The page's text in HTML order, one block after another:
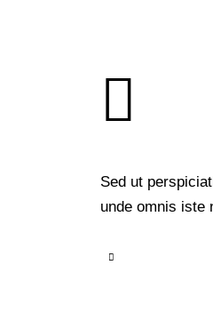
Sed ut
unde omnis iste